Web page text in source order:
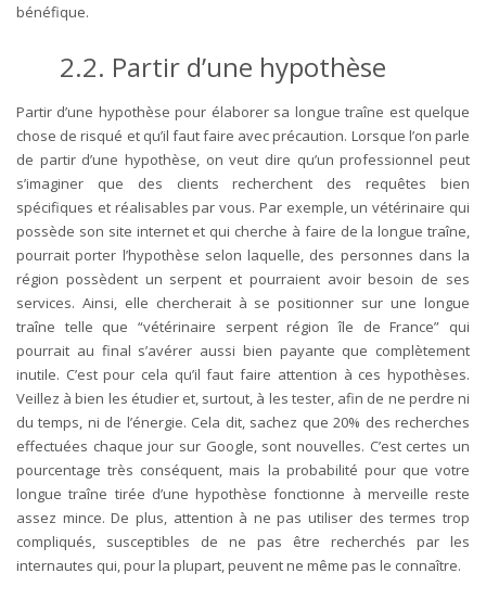
bénéfique.
2.2. Partir d’une hypothèse
Partir d’une hypothèse pour élaborer sa longue traîne est quelque
chose de risqué et qu’il faut faire avec précaution. Lorsque l’on parle
de partir d’une hypothèse, on veut dire qu’un professionnel peut
s’imaginer que des clients recherchent des requêtes bien
spécifiques et réalisables par vous. Par exemple, un vétérinaire qui
possède son site internet et qui cherche à faire de la longue traîne,
pourrait porter l’hypothèse selon laquelle, des personnes dans la
région possèdent un serpent et pourraient avoir besoin de ses
services. Ainsi, elle chercherait à se positionner sur une longue
traîne telle que “vétérinaire serpent région île de France” qui
pourrait au final s’avérer aussi bien payante que complètement
inutile. C’est pour cela qu’il faut faire attention à ces hypothèses.
Veillez à bien les étudier et, surtout, à les tester, afin de ne perdre ni
du temps, ni de l’énergie. Cela dit, sachez que 20% des recherches
effectuées chaque jour sur Google, sont nouvelles. C’est certes un
pourcentage très conséquent, mais la probabilité pour que votre
longue traîne tirée d’une hypothèse fonctionne à merveille reste
assez mince. De plus, attention à ne pas utiliser des termes trop
compliqués, susceptibles de ne pas être recherchés par les
internautes qui, pour la plupart, peuvent ne même pas le connaître.